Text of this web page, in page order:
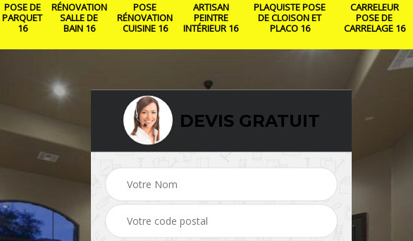
POSE DE
PARQUET
16
RÉNOVATION
SALLE DE
BAIN 16
POSE
RÉNOVATION
CUISINE 16
ARTISAN
PEINTRE
INTÉRIEUR 16
PLAQUISTE POSE
DE CLOISON ET
PLACO 16
CARRELEUR
POSE DE
CARRELAGE 16
Rénovation de maison
16
Rénovation salle de
bain 16
DEVIS GRATUIT